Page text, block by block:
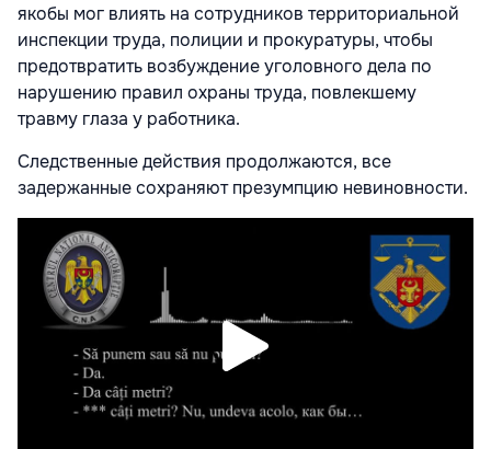
якобы мог влиять на сотрудников территориальной
инспекции труда, полиции и прокуратуры, чтобы
предотвратить возбуждение уголовного дела по
нарушению правил охраны труда, повлекшему
травму глаза у работника.
Следственные действия продолжаются, все
задержанные сохраняют презумпцию невиновности.